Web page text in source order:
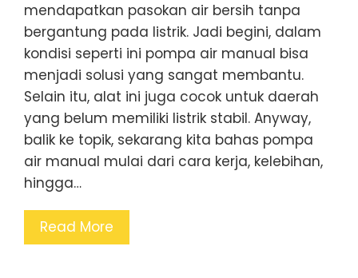
mendapatkan pasokan air bersih tanpa
bergantung pada listrik. Jadi begini, dalam
kondisi seperti ini pompa air manual bisa
menjadi solusi yang sangat membantu.
Selain itu, alat ini juga cocok untuk daerah
yang belum memiliki listrik stabil. Anyway,
balik ke topik, sekarang kita bahas pompa
air manual mulai dari cara kerja, kelebihan,
hingga…
Read More